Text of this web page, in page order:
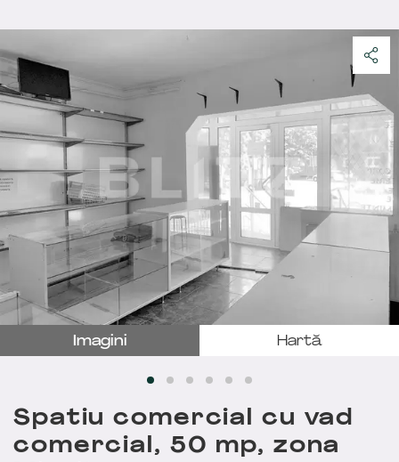
Imagini Hartă
Spatiu comercial cu vad
comercial, 50 mp, zona